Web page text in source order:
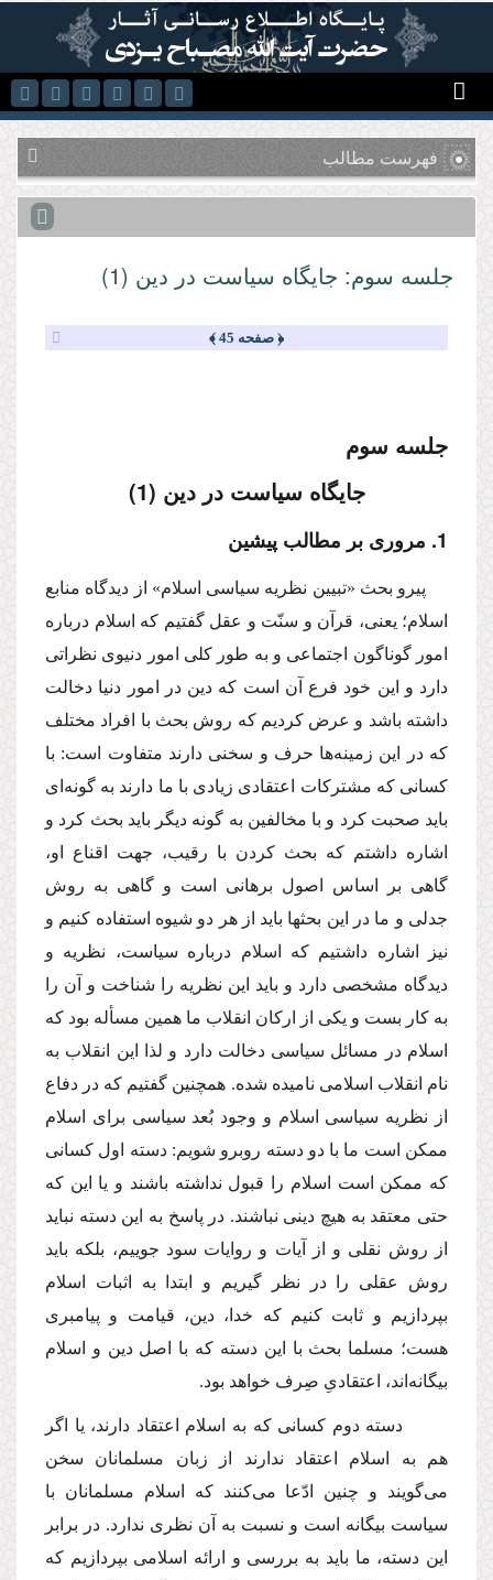
رفتن به محتوای اصلی
فهرست مطالب
جلسه سوم: جایگاه سیاست در دین (1)
﴿ صفحه 45 ﴾
جلسه سوم
جایگاه سیاست در دین (1)
1. مرورى بر مطالب پیشین
پیرو بحث «تبیین نظریه سیاسى اسلام» از دیدگاه منابع
اسلام؛ یعنى، قرآن و سنّت و عقل گفتیم كه اسلام درباره
امور گوناگون اجتماعى و به طور كلى امور دنیوى نظراتى
دارد و این خود فرع آن است كه دین در امور دنیا دخالت
داشته باشد و عرض كردیم كه روش بحث با افراد مختلف
كه در این زمینه‌ها حرف و سخنى دارند متفاوت است: با
كسانى كه مشتركات اعتقادى زیادى با ما دارند به گونه‌اى
باید صحبت كرد و با مخالفین به گونه دیگر باید بحث كرد و
اشاره داشتم كه بحث كردن با رقیب، جهت اقناع او،
گاهى بر اساس اصول برهانى است و گاهى به روش
جدلى و ما در این بحثها باید از هر دو شیوه استفاده كنیم و
نیز اشاره داشتیم كه اسلام درباره سیاست، نظریه و
دیدگاه مشخصى دارد و باید این نظریه را شناخت و آن را
به كار بست و یكى از اركان انقلاب ما همین مسأله بود كه
اسلام در مسائل سیاسى دخالت دارد و لذا این انقلاب به
نام انقلاب اسلامى نامیده شده. همچنین گفتیم كه در دفاع
از نظریه سیاسى اسلام و وجود بُعد سیاسى براى اسلام
ممكن است ما با دو دسته روبرو شویم: دسته اول كسانى
كه ممكن است اسلام را قبول نداشته باشند و یا این كه
حتى معتقد به هیچ دینى نباشند. در پاسخ به این دسته نباید
از روش نقلى و از آیات و روایات سود جوییم، بلكه باید
روش عقلى را در نظر گیریم و ابتدا به اثبات اسلام
بپردازیم و ثابت كنیم كه خدا، دین، قیامت و پیامبرى
هست؛ مسلما بحث با این دسته كه با اصل دین و اسلام
بیگانه‌اند، اعتقادىِ صِرف خواهد بود.
دسته دوم كسانى كه به اسلام اعتقاد دارند، یا اگر
هم به اسلام اعتقاد ندارند از زبان مسلمانان سخن
مى‌گویند و چنین ادّعا مى‌كنند كه اسلام مسلمانان با
سیاست بیگانه است و نسبت به آن نظرى ندارد. در برابر
این دسته، ما باید به بررسى و ارائه اسلامى بپردازیم كه